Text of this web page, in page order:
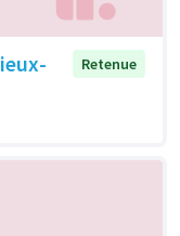
Retenue